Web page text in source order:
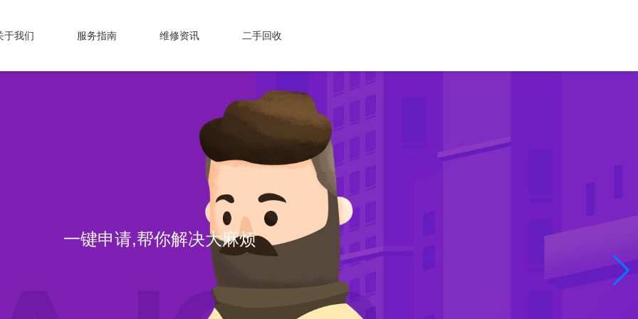
于我们 服务指南 维修资讯 二手回收
一键申请,帮你解决大麻烦